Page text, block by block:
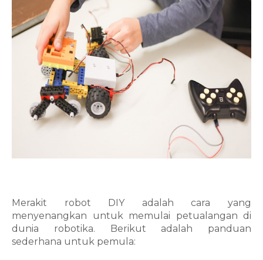
Merakit robot DIY adalah cara yang
menyenangkan untuk memulai petualangan di
dunia robotika. Berikut adalah panduan
sederhana untuk pemula: